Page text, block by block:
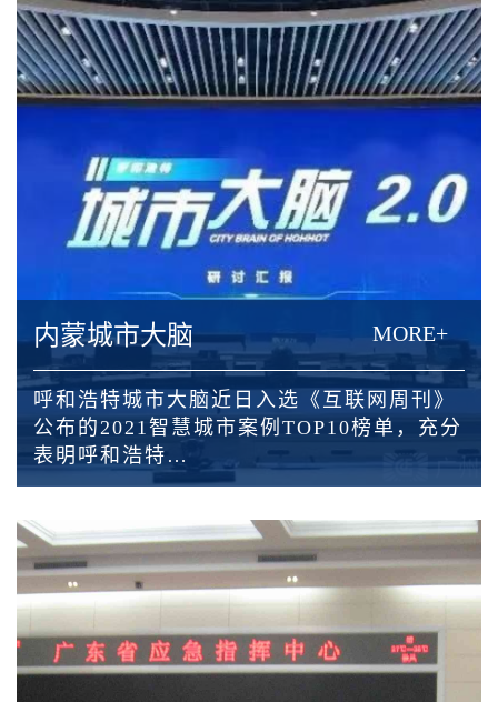
内蒙城市大脑 MORE+
呼和浩特城市大脑近日入选《互联网周刊》
公布的2021智慧城市案例TOP10榜单，充分
表明呼和浩特…